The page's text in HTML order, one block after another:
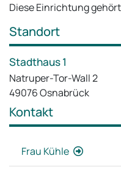
Diese Einrichtung
Standort
Stadthaus 1
Natruper-Tor-Wall 2
49076 Osnabrück
Kontakt
Frau Kühle